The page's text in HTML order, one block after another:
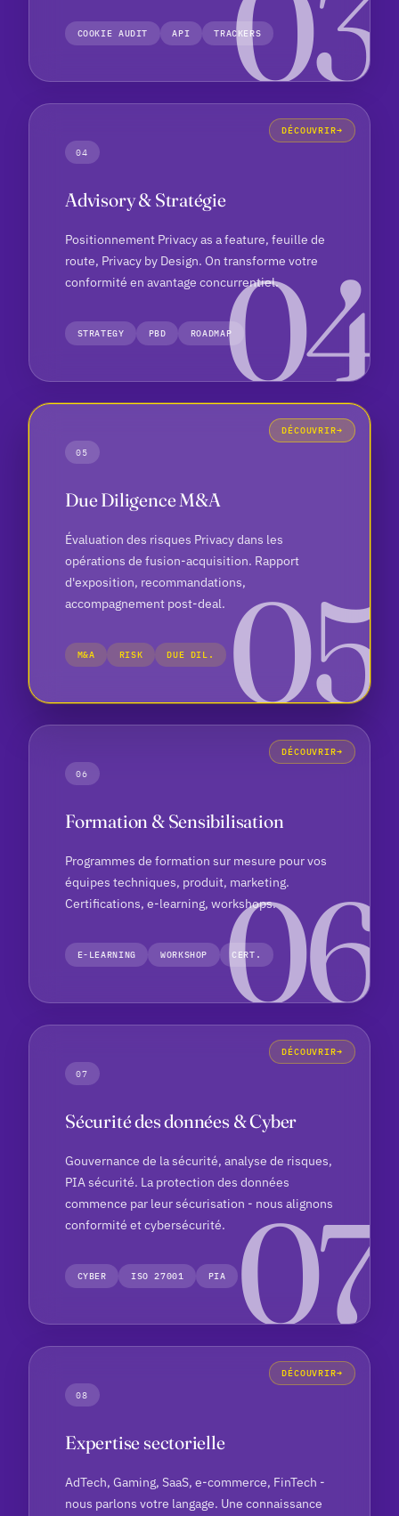
COOKIE AUDIT API TRACKERS
DÉCOUVRIR
04
Advisory & Stratégie
Positionnement Privacy as a feature, feuille de
route, Privacy by Design. On transforme votre
conformité en avantage concurrentiel.
STRATEGY PBD ROADMAP
DÉCOUVRIR
05
Due Diligence M&A
Évaluation des risques Privacy dans les
opérations de fusion-acquisition. Rapport
d'exposition, recommandations,
accompagnement post-deal.
M&A RISK DUE DIL.
DÉCOUVRIR
06
Formation & Sensibilisation
Programmes de formation sur mesure pour vos
équipes techniques, produit, marketing.
Certifications, e-learning, workshops.
E-LEARNING WORKSHOP CERT.
DÉCOUVRIR
07
Sécurité des données & Cyber
Gouvernance de la sécurité, analyse de risques,
PIA sécurité. La protection des données
commence par leur sécurisation - nous alignons
conformité et cybersécurité.
CYBER ISO 27001 PIA
DÉCOUVRIR
08
Expertise sectorielle
AdTech, Gaming, SaaS, e-commerce, FinTech -
nous parlons votre langage. Une connaissance